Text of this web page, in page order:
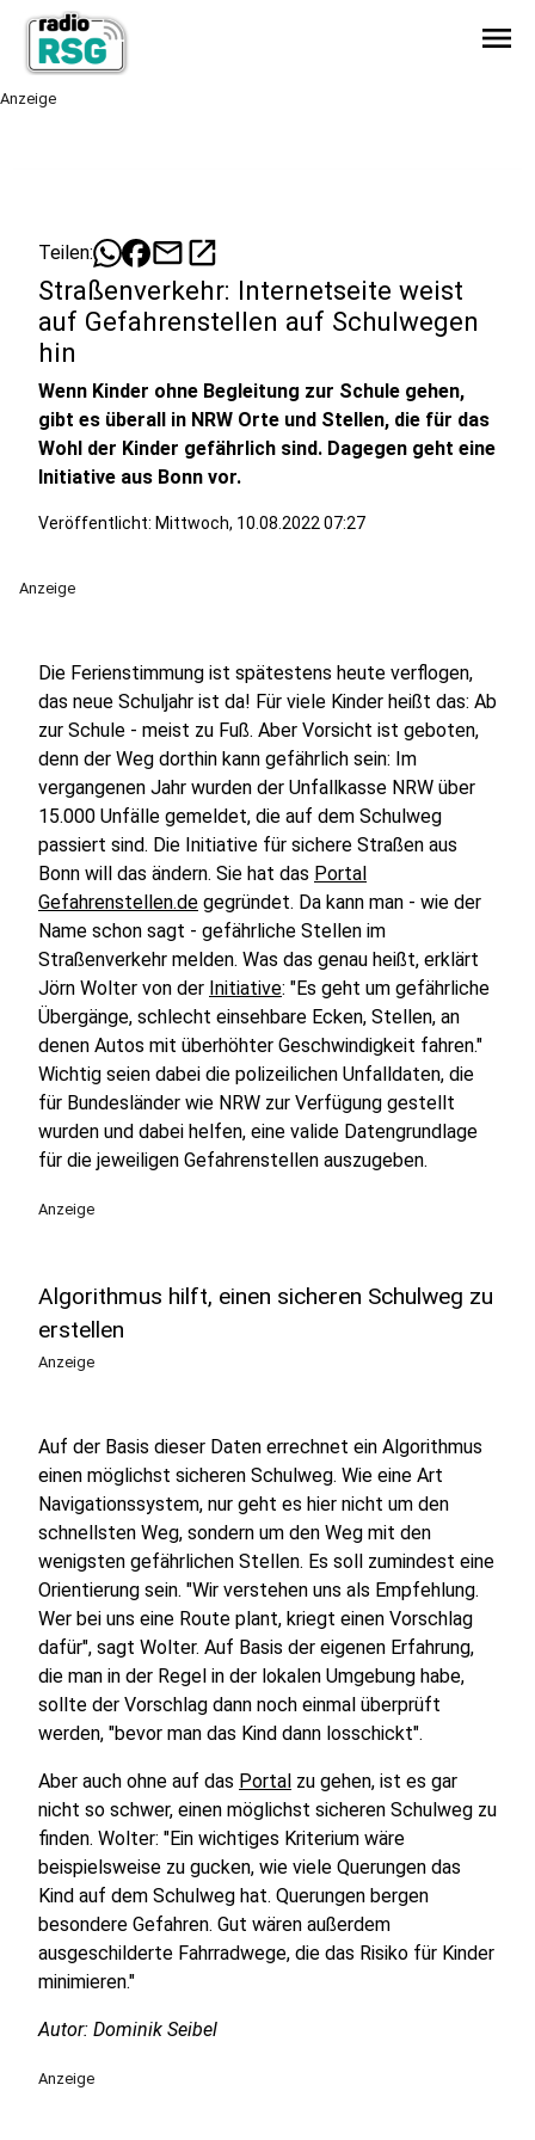
menu
Anzeige
Teilen: mailopen_in_new
Straßenverkehr: Internetseite weist
auf Gefahrenstellen auf Schulwegen
hin
Wenn Kinder ohne Begleitung zur Schule gehen,
gibt es überall in NRW Orte und Stellen, die für das
Wohl der Kinder gefährlich sind. Dagegen geht eine
Initiative aus Bonn vor.
Veröffentlicht: Mittwoch, 10.08.2022 07:27
Anzeige
Die Ferienstimmung ist spätestens heute verflogen,
das neue Schuljahr ist da! Für viele Kinder heißt das: Ab
zur Schule - meist zu Fuß. Aber Vorsicht ist geboten,
denn der Weg dorthin kann gefährlich sein: Im
vergangenen Jahr wurden der Unfallkasse NRW über
15.000 Unfälle gemeldet, die auf dem Schulweg
passiert sind. Die Initiative für sichere Straßen aus
Bonn will das ändern. Sie hat das Portal
Gefahrenstellen.de gegründet. Da kann man - wie der
Name schon sagt - gefährliche Stellen im
Straßenverkehr melden. Was das genau heißt, erklärt
Jörn Wolter von der Initiative: "Es geht um gefährliche
Übergänge, schlecht einsehbare Ecken, Stellen, an
denen Autos mit überhöhter Geschwindigkeit fahren."
Wichtig seien dabei die polizeilichen Unfalldaten, die
für Bundesländer wie NRW zur Verfügung gestellt
wurden und dabei helfen, eine valide Datengrundlage
für die jeweiligen Gefahrenstellen auszugeben.
Anzeige
Algorithmus hilft, einen sicheren Schulweg zu
erstellen
Anzeige
Auf der Basis dieser Daten errechnet ein Algorithmus
einen möglichst sicheren Schulweg. Wie eine Art
Navigationssystem, nur geht es hier nicht um den
schnellsten Weg, sondern um den Weg mit den
wenigsten gefährlichen Stellen. Es soll zumindest eine
Orientierung sein. "Wir verstehen uns als Empfehlung.
Wer bei uns eine Route plant, kriegt einen Vorschlag
dafür", sagt Wolter. Auf Basis der eigenen Erfahrung,
die man in der Regel in der lokalen Umgebung habe,
sollte der Vorschlag dann noch einmal überprüft
werden, "bevor man das Kind dann losschickt".
Aber auch ohne auf das Portal zu gehen, ist es gar
nicht so schwer, einen möglichst sicheren Schulweg zu
finden. Wolter: "Ein wichtiges Kriterium wäre
beispielsweise zu gucken, wie viele Querungen das
Kind auf dem Schulweg hat. Querungen bergen
besondere Gefahren. Gut wären außerdem
ausgeschilderte Fahrradwege, die das Risiko für Kinder
minimieren."
Autor: Dominik Seibel
Anzeige